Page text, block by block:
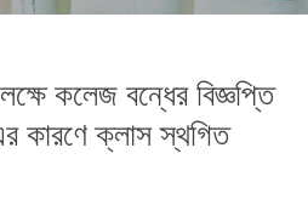
কলেজ বন্ধের বিজ্ঞপ্তি
কারণে ক্লাস স্থগিত